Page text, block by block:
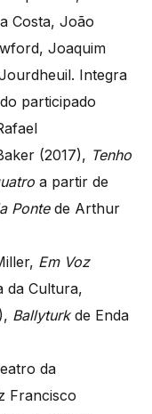
Costa, João
Joaquim
Integra
participado
(2017), Tenho
a partir de
Pontede Arthur
Em Voz
da Cultura,
Ballyturkde Enda
da
Francisco